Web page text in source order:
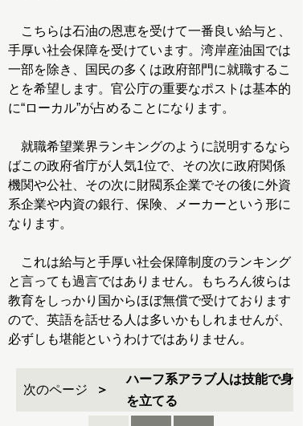
こちらは石油の恩恵を受けて一番良い給与と、
手厚い社会保障を受けています。湾岸産油国では
一部を除き、国民の多くは政府部門に就職するこ
とを希望します。官公庁の重要なポストは基本的
に“ローカル”が占めることになります。
就職希望業界ランキングのように説明するなら
ばこの政府省庁が人気1位で、その次に政府関係
機関や公社、その次に財閥系企業でその後に外資
系企業や内資の銀行、保険、メーカーという形に
なります。
これは給与と手厚い社会保障制度のランキング
と言っても過言ではありません。もちろん彼らは
教育をしっかり国からほぼ無償で受けております
ので、英語を話せる人は多いかもしれませんが、
必ずしも堪能というわけではありません。
次のページ
ハーフ系アラブ人は技能で身
を立てる